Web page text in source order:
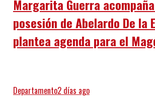
Margarita Guerra
posesión de Abelardo De la
plantea agenda para el
Departamento2 días ago